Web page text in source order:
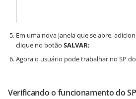
Em uma nova janela que se abre,
clique no botão SALVAR;
Agora o usuário pode trabalhar no SP do
Verificando o funcionamento do SP